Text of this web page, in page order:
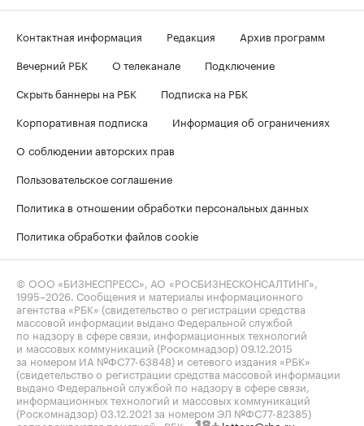
Контактная информация Редакция
Архив программ
Вечерний РБК
О телеканале
Подключение
Скрыть баннеры на РБК
Подписка на РБК
Корпоративная подписка
Информация об ограничениях
О соблюдении авторских прав
Пользовательское соглашение
Политика в отношении обработки персональных данных
Политика обработки файлов cookie
© ООО «БИЗНЕСПРЕСС», АО «РОСБИЗНЕСКОНСАЛТИНГ»,
1995–2026 . Сообщения и материалы информационного
агентства «РБК» (свидетельство о регистрации средства
массовой информации выдано Федеральной службой
по надзору в сфере связи, информационных технологий
и массовых коммуникаций (Роскомнадзор) 09.12.2015
за номером ИА №ФС77-63848) и сетевого издания «РБК»
(свидетельство о регистрации средства массовой информации
выдано Федеральной службой по надзору в сфере связи,
информационных технологий и массовых коммуникаций
(Роскомнадзор) 03.12.2021 за номером ЭЛ №ФС77-82385)